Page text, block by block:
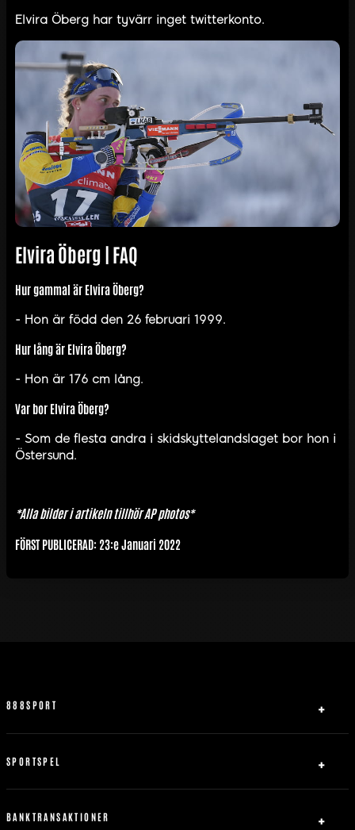
Elvira Öberg har tyvärr inget twitterkonto.
Elvira Öberg | FAQ
Hur gammal är Elvira Öberg?
- Hon är född den 26 februari 1999.
Hur lång är Elvira Öberg?
- Hon är 176 cm lång.
Var bor Elvira Öberg?
- Som de flesta andra i skidskyttelandslaget bor hon i
Östersund.
*Alla bilder i artikeln tillhör AP photos*
FÖRST PUBLICERAD: 23:e Januari 2022
888SPORT
Om oss
Hjälp
Sidkarta
SPORTSPEL
Fotboll
Ishockey
BANKTRANSAKTIONER